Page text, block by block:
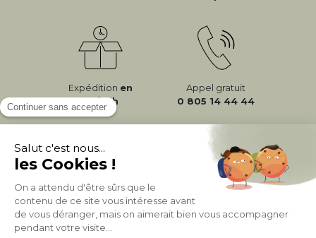
Expédition en
24/72h
Appel gratuit
0 805 14 44 44
À PROPOS DE MILIBOO
AIDE & CONTACT